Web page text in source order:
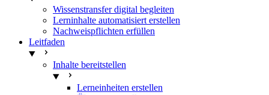
Wissenstransfer digital begleiten
Lerninhalte automatisiert erstellen
Nachweispflichten erfüllen
Leitfaden
Inhalte bereitstellen
Lerneinheiten erstellen